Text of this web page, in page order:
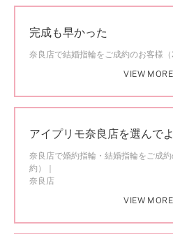
完成も早かった
奈良店で結婚指輪をご成約のお客様（
VIEW MORE
アイプリモ奈良店を選んで
奈良店で婚約指輪・結婚指輪をご成
約）
奈良店
VIEW MORE